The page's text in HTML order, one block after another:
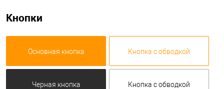
Кнопки
Основная кнопка Кнопка с обводкой
Черная кнопка Кнопка с обводкой